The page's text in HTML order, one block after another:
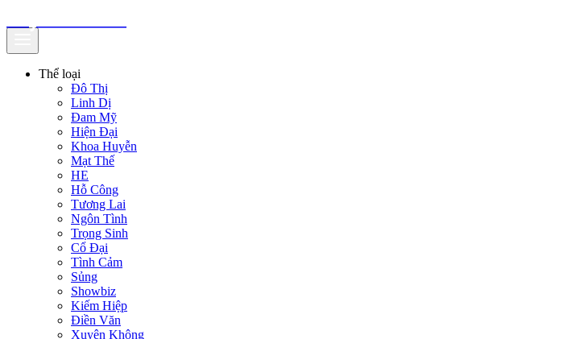
Thể loại
Đô Thị
Linh Dị
Đam Mỹ
Hiện Đại
Khoa Huyễn
Mạt Thế
HE
Hỗ Công
Tương Lai
Ngôn Tình
Trọng Sinh
Cổ Đại
Tình Cảm
Sủng
Showbiz
Kiếm Hiệp
Điền Văn
Xuyên Không